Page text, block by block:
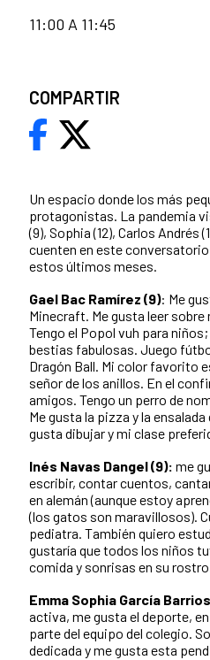
Un espacio donde los más
protagonistas. La pandemia
(9), Sophia (12), Carlos Andrés
cuenten en este
estos últimos meses.
Gael Bac Ramírez (9): Me
Minecraft. Me gusta leer sobre
Tengo el Popol vuh para
bestias fabulosas. Juego
Dragón Ball. Mi color favorito
señor de los anillos. En el
amigos. Tengo un perro de
Me gusta la pizza y la
gusta dibujar y mi clase
Inés Navas Dangel (9): me
escribir, contar cuentos,
en alemán (aunque estoy
(los gatos son maravillosos).
pediatra. También quiero
gustaría que todos los niños
comida y sonrisas en su
Emma Sophia García
activa, me gusta el deporte,
parte del equipo del colegio.
dedicada y me gusta esta
11:00 A 11:45
COMPARTIR